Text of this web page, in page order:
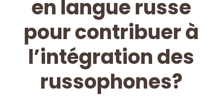
en langue russe
pour contribuer à
l’intégration des
russophones?